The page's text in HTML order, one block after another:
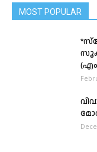
MOST POPULAR